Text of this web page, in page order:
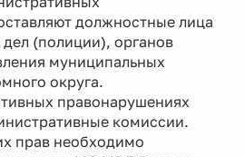
должностные лица
(полиции), органов
муниципальных
округа.
правонарушениях
комиссии.
прав необходимо